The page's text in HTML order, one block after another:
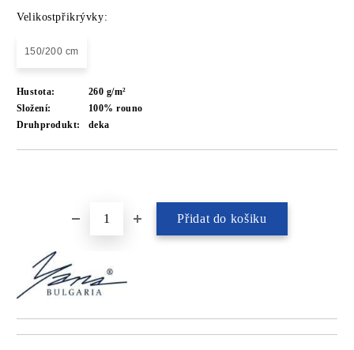
Velikostpřikrývky:
150/200 cm
Hustota:
260 g/m²
Složení:
100% rouno
Druhprodukt:
deka